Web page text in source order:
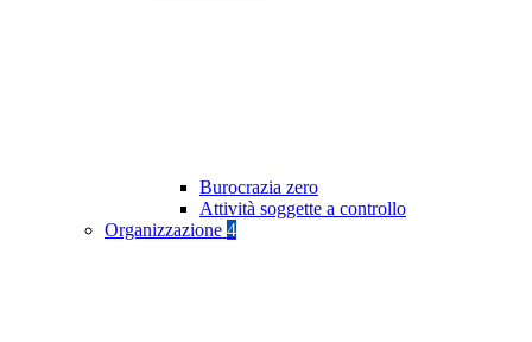
Burocrazia zero
Attività soggette a controllo
Organizzazione 4